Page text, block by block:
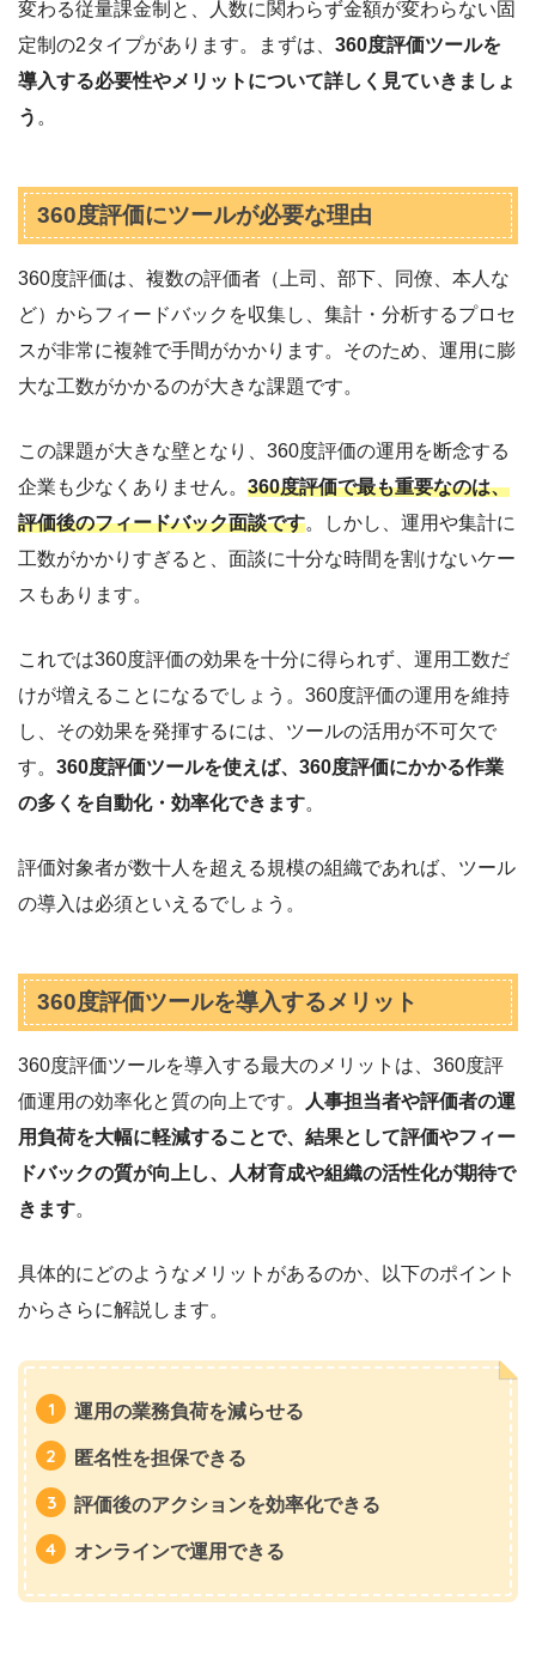
変わる従量課金制と、人数に関わらず金額が変わらない固
定制の2タイプがあります。まずは、 360度評価ツールを
導入する必要性やメリットについて詳しく見ていきましょ
う 。
360度評価にツールが必要な理由
360度評価は、複数の評価者（上司、部下、同僚、本人な
ど）からフィードバックを収集し、集計・分析するプロセ
スが非常に複雑で手間がかかります。そのため、運用に膨
大な工数がかかるのが大きな課題です。
この課題が大きな壁となり、360度評価の運用を断念する
企業も少なくありません。 360度評価で最も重要なのは、
評価後のフィードバック面談です。しかし、運用や集計に
工数がかかりすぎると、面談に十分な時間を割けないケー
スもあります。
これでは360度評価の効果を十分に得られず、運用工数だ
けが増えることになるでしょう。 360度評価の運用を維持
し、その効果を発揮するには、ツールの活用が不可欠で
す。 360度評価ツールを使えば、360度評価にかかる作業
の多くを自動化・効率化できます。
評価対象者が数十人を超える規模の組織であれば、ツール
の導入は必須といえるでしょう。
360度評価ツールを導入するメリット
360度評価ツールを導入する最大のメリットは、360度評
価運用の効率化と質の向上です。
人事担当者や評価者の運
用負荷を大幅に軽減することで、結果として評価やフィー
ドバックの質が向上し、人材育成や組織の活性化が期待で
きます。
具体的にどのようなメリットがあるのか、以下のポイント
からさらに解説します。
運用の業務負荷を減らせる
匿名性を担保できる
評価後のアクションを効率化できる
オンラインで運用できる